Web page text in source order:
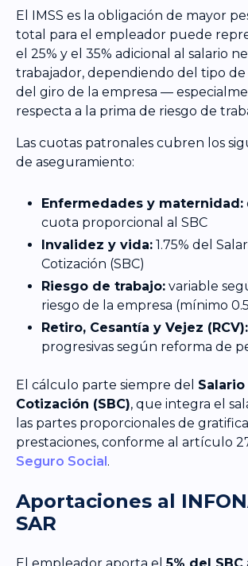
El IMSS es la obligación de mayor
total para el empleador puede
el 25% y el 35% adicional al salario
trabajador, dependiendo del tipo
del giro de la empresa —
respecta a la prima de riesgo de
Las cuotas patronales cubren los
de aseguramiento:
Enfermedades y maternidad:
cuota proporcional al SBC
Invalidez y vida: 1.75% del
Cotización (SBC)
Riesgo de trabajo: variable
riesgo de la empresa (mínimo
Retiro, Cesantía y Vejez (RCV):
progresivas según reforma de
El cálculo parte siempre del
Cotización (SBC), que integra el
las partes proporcionales de
prestaciones, conforme al artículo
Seguro Social.
Aportaciones al
SAR